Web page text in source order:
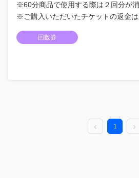
※60分商品で使用する際は２回分が消
※ご購入いただいたチケットの返金は
回数券
1